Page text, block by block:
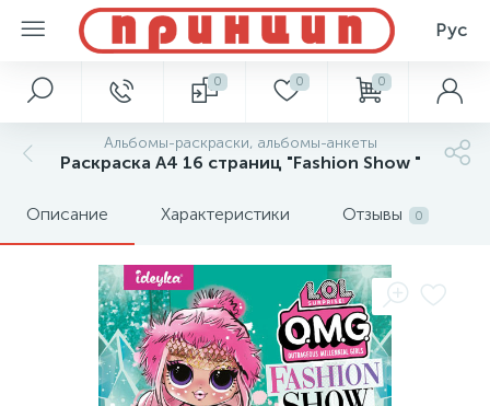
Рус
0 0 0
Альбомы-раскраски, альбомы-анкеты
Раскраска А4 16 страниц "Fashion Show "
Описание Характеристики Отзывы 0